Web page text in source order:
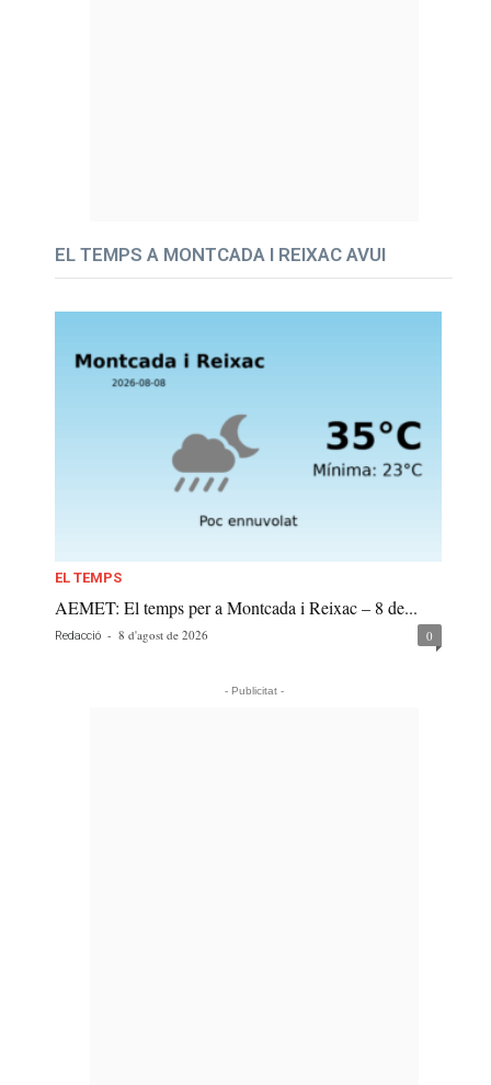
EL TEMPS A MONTCADA I REIXAC AVUI
EL TEMPS
AEMET: El temps per a Montcada i Reixac – 8 de...
Redacció - 8 d'agost de 2026 0
- Publicitat -